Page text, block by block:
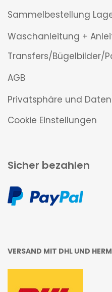
Sammelbestellung
Waschanleitung +
Transfers/Bügelbilder/
AGB
Privatsphäre und
Cookie Einstellungen
Sicher bezahlen
VERSAND MIT DHL UND